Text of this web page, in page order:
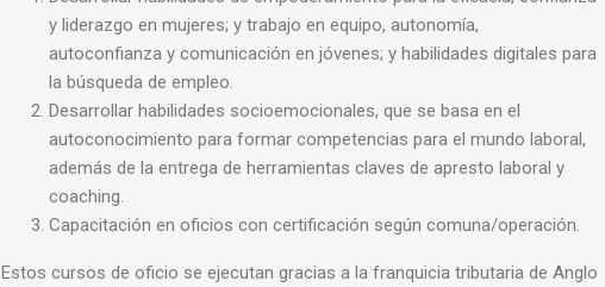
y liderazgo en mujeres; y trabajo en equipo, autonomía,
autoconfianza y comunicación en jóvenes; y habilidades digitales para
la búsqueda de empleo.
Desarrollar habilidades socioemocionales, que se basa en el
autoconocimiento para formar competencias para el mundo laboral,
además de la entrega de herramientas claves de apresto laboral y
coaching.
Capacitación en oficios con certificación según comuna/operación.
Estos cursos de oficio se ejecutan gracias a la franquicia tributaria de Anglo